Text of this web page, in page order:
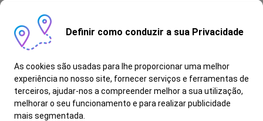
Definir como conduzir a sua Privacidade
As cookies são usadas para lhe proporcionar uma melhor
experiência no nosso site, fornecer serviços e ferramentas de
terceiros, ajudar-nos a compreender melhor a sua utilização,
melhorar o seu funcionamento e para realizar publicidade
mais segmentada.